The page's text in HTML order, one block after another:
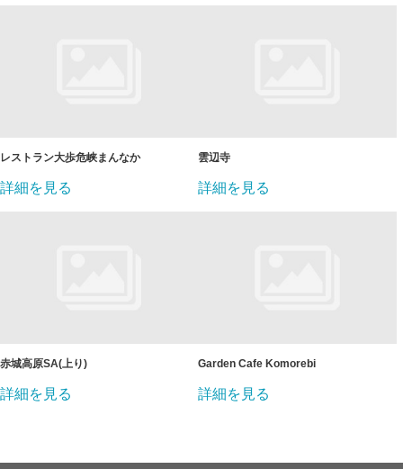
レストラン大歩危峡まんなか
詳細を見る
雲辺寺
詳細を見る
赤城高原SA(上り)
詳細を見る
Garden Cafe Komorebi
詳細を見る